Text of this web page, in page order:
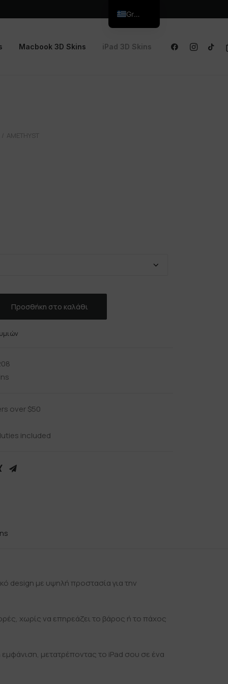
Macbook 3D Skins iPad 3D Skins
AMETHYST
Προσθήκη στο καλάθι
over $50
included
design με υψηλή προστασία για την
χωρίς να επηρεάζει το βάρος ή το πάχος
μετατρέποντας το iPad σου σε ένα
Greek